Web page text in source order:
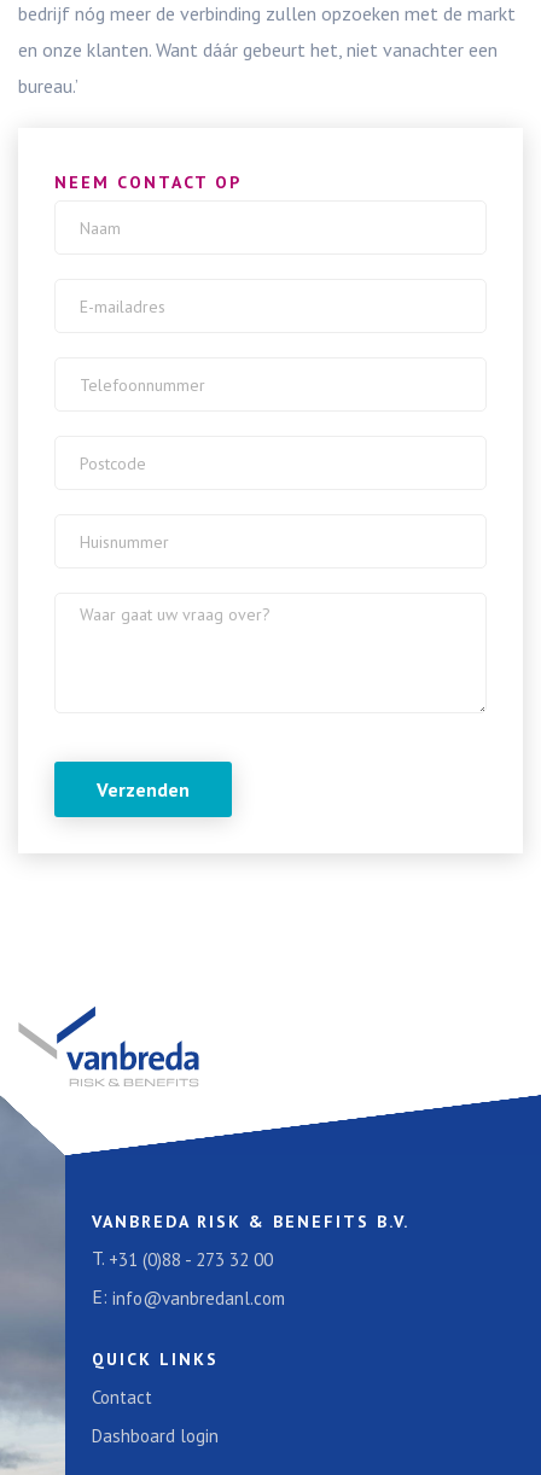
bedrijf nóg meer de verbinding zullen opzoeken met de markt
en onze klanten. Want dáár gebeurt het, niet vanachter een
bureau.’
NEEM CONTACT OP
VANBREDA RISK & BENEFITS B.V.
T. +31 (0)88 - 273 32 00
E: info@vanbredanl.com
QUICK LINKS
Contact
Dashboard login